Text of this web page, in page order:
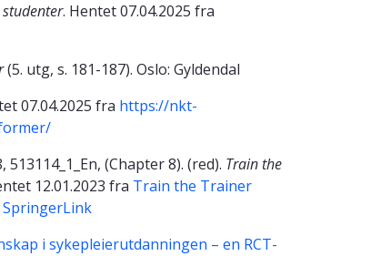
. Hentet 07.04.2025 fra
(5. utg, s. 181-187). Oslo: Gyldendal
07.04.2025 fra https://nkt-
(Chapter 8). (red). Train the
12.01.2023 fra Train the Trainer
SpringerLink
i sykepleierutdanningen – en RCT-